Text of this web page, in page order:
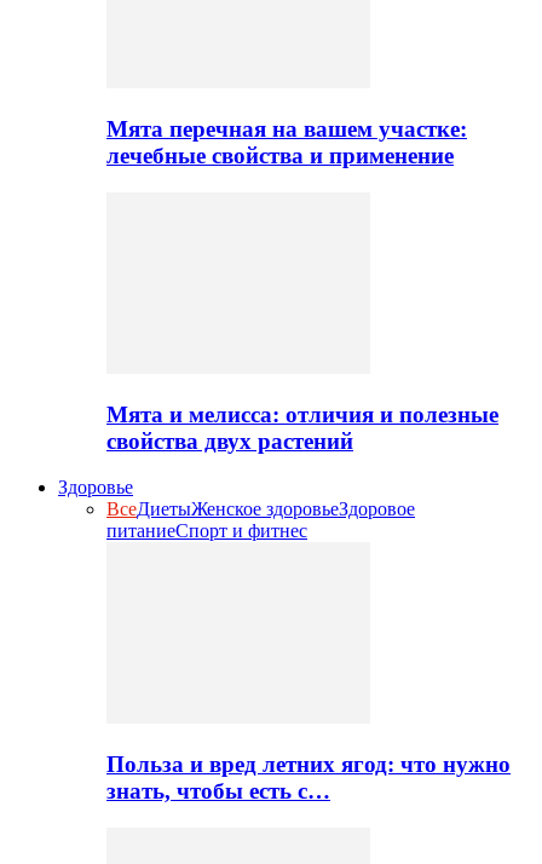
Мята перечная на вашем участке:
лечебные свойства и применение
Мята и мелисса: отличия и полезные
свойства двух растений
Здоровье
ВсеДиетыЖенское здоровьеЗдоровое
питаниеСпорт и фитнес
Польза и вред летних ягод: что нужно
знать, чтобы есть с…